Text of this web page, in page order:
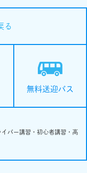
る
無料送迎バス
バー講習・初心者講習・高